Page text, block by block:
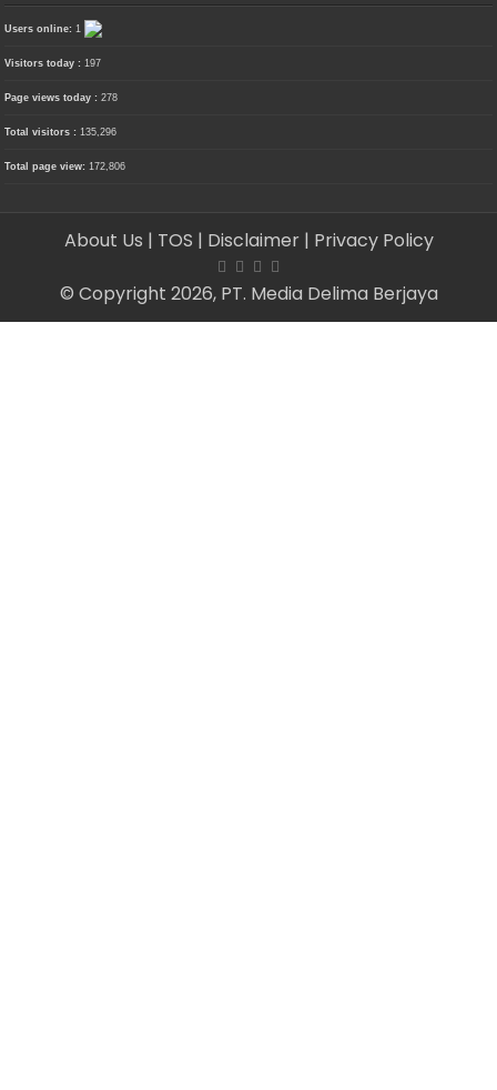
Users online: 1
Visitors today : 197
Page views today :278
Total visitors : 135,296
Total page view: 172,806
About Us | TOS | Disclaimer | Privacy Policy
© Copyright 2026, PT. Media Delima Berjaya